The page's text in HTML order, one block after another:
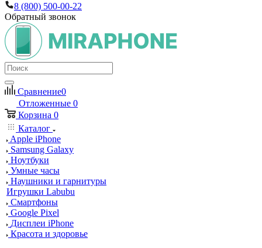
8 (800) 500-00-22
Обратный звонок
Сравнение0
Отложенные 0
Корзина 0
Каталог
Apple iPhone
Samsung Galaxy
Ноутбуки
Умные часы
Наушники и гарнитуры
Игрушки Labubu
Смартфоны
Google Pixel
Дисплеи iPhone
Красота и здоровье